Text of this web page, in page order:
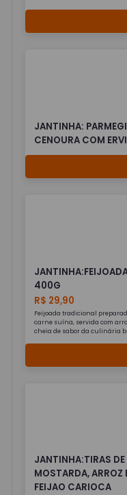
JANTINHA:
CENOURA COM
400G
R$ 29,90
Feijoada tradicional
carne suína, servida com
cheia de sabor da culinária
JANTINHA:TIRAS
MOSTARDA,
FEIJAO CARIOCA